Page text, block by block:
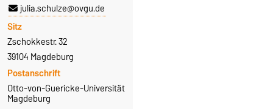
julia.schulze@ovgu.de
Sitz
Zschokkestr. 32
39104 Magdeburg
Postanschrift
Otto-von-Guericke-Universität
Magdeburg